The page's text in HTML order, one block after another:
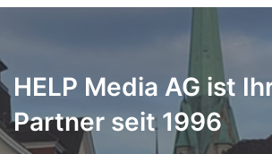
HELP Media AG ist
Partner seit 1996